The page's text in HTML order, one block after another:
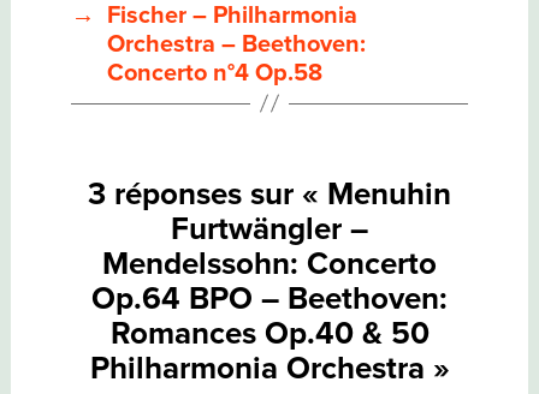
ROMANCES
&
50
PHILHARMONIA
ORCHESTRA
→
Fischer – Philharmonia
Orchestra – Beethoven:
Concerto n°4 Op.58
3 réponses sur « Menuhin
Furtwängler –
Mendelssohn: Concerto
Op.64 BPO – Beethoven:
Romances Op.40 & 50
Philharmonia Orchestra »